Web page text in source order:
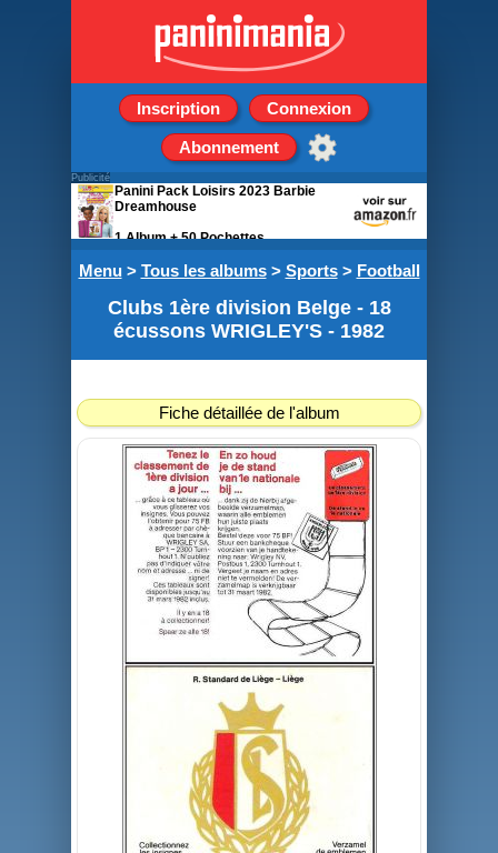
Inscription Connexion
Abonnement
Menu> Tous les albums> Sports> Football
Clubs 1ère division Belge - 18
écussons WRIGLEY'S - 1982
Fiche détaillée de l'album
Publicité
Panini Pack Loisirs 2023 Barbie
Dreamhouse
1 Album + 50 Pochettes